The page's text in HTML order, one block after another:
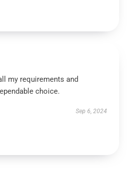
my requirements and
choice.
Sep 6, 2024